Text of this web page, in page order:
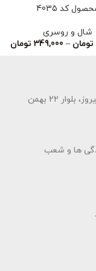
کد 4035
شال و روسری
تومان –
349,000 تومان
22 بهمن
ها و شعب